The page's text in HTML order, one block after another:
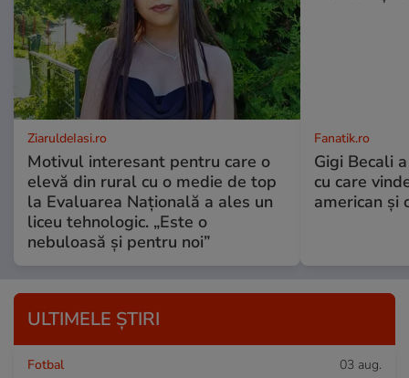
ZiaruldeIasi.ro
Motivul interesant pentru care o
elevă din rural cu o medie de top
la Evaluarea Națională a ales un
liceu tehnologic. „Este o
nebuloasă și pentru noi”
Fanatik.ro
Gigi Becali
cu care
american și
ULTIMELE ȘTIRI
Fotbal 03 aug.